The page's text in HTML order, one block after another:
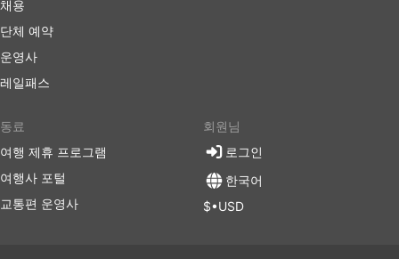
채용
단체 예약
운영사
레일패스
동료
여행 제휴 프로그램
여행사 포털
교통편 운영사
회원님
로그인
한국어
$•USD